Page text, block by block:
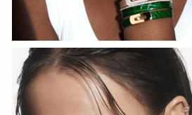
Fiery Diamond Pave Wedding Ring
СМОТРЕТЬ СЕЙЧАС